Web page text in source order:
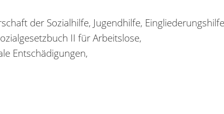
der Sozialhilfe, Jugendhilfe,
II für Arbeitslose,
Entschädigungen,